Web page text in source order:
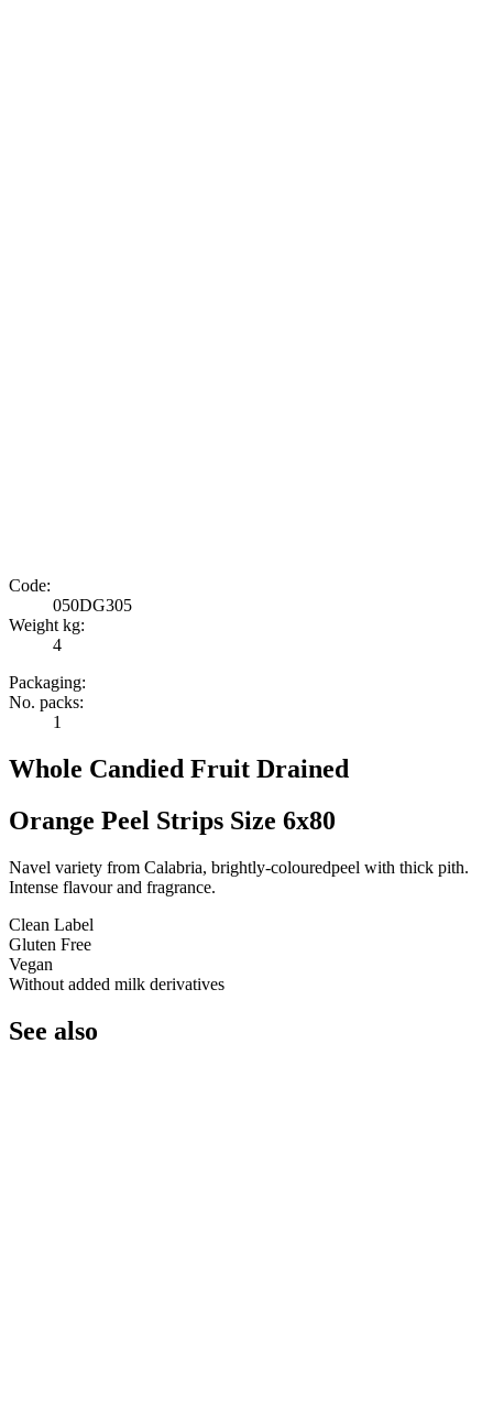
Code:
050DG305
Weight kg:
4
Packaging:
No. packs:
1
Whole Candied Fruit Drained
Orange Peel Strips Size 6x80
Navel variety from Calabria, brightly-colouredpeel with thick pith.
Intense flavour and fragrance.
Clean Label
Gluten Free
Vegan
Without added milk derivatives
See also